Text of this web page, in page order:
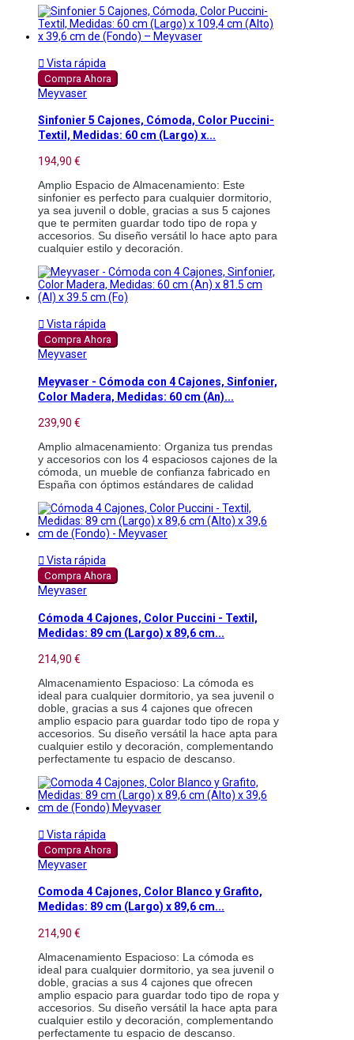
 Vista rápida
Compra Ahora
Meyvaser
Sinfonier 5 Cajones, Cómoda, Color Puccini-
Textil, Medidas: 60 cm (Largo) x...
194,90 €
Amplio Espacio de Almacenamiento: Este
sinfonier es perfecto para cualquier dormitorio,
ya sea juvenil o doble, gracias a sus 5 cajones
que te permiten guardar todo tipo de ropa y
accesorios. Su diseño versátil lo hace apto para
cualquier estilo y decoración.
 Vista rápida
Compra Ahora
Meyvaser
Meyvaser - Cómoda con 4 Cajones, Sinfonier,
Color Madera, Medidas: 60 cm (An)...
239,90 €
Amplio almacenamiento: Organiza tus prendas
y accesorios con los 4 espaciosos cajones de la
cómoda, un mueble de confianza fabricado en
España con óptimos estándares de calidad
 Vista rápida
Compra Ahora
Meyvaser
Cómoda 4 Cajones, Color Puccini - Textil,
Medidas: 89 cm (Largo) x 89,6 cm...
214,90 €
Almacenamiento Espacioso: La cómoda es
ideal para cualquier dormitorio, ya sea juvenil o
doble, gracias a sus 4 cajones que ofrecen
amplio espacio para guardar todo tipo de ropa y
accesorios. Su diseño versátil la hace apta para
cualquier estilo y decoración, complementando
perfectamente tu espacio de descanso.
 Vista rápida
Compra Ahora
Meyvaser
Comoda 4 Cajones, Color Blanco y Grafito,
Medidas: 89 cm (Largo) x 89,6 cm...
214,90 €
Almacenamiento Espacioso: La cómoda es
ideal para cualquier dormitorio, ya sea juvenil o
doble, gracias a sus 4 cajones que ofrecen
amplio espacio para guardar todo tipo de ropa y
accesorios. Su diseño versátil la hace apta para
cualquier estilo y decoración, complementando
perfectamente tu espacio de descanso.